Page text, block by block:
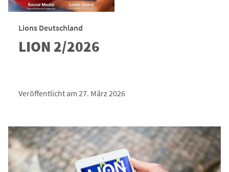
Lions Deutschland
LION 2/2026
Veröffentlicht am 27. März 2026